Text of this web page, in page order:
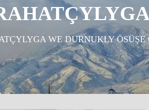
WE DURNUKLY ÖSÜŞE